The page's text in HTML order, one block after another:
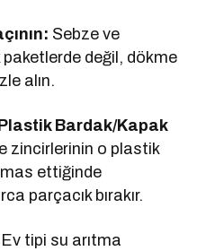
Sebze ve
değil, dökme
alın.
Bardak/Kapak
zincirlerinin o plastik
ettiğinde
parçacık bırakır.
Ev tipi su arıtma